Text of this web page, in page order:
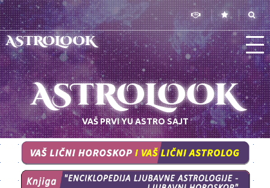
ASTROLOOK
ASTROLOOK
VAŠ PRVI YU ASTRO SAJT